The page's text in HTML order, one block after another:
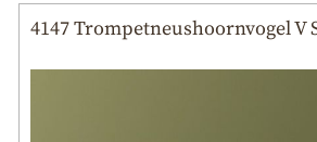
4147 Trompetneushoornvogel V